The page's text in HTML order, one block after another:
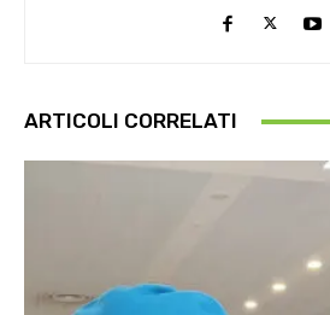
ARTICOLI CORRELATI